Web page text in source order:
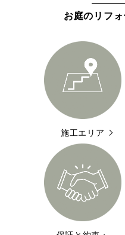
お庭のリフ
施工エリア